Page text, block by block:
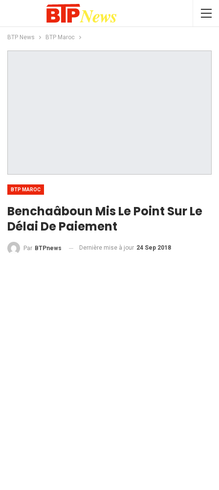
BTP News BTP Maroc
BTP MAROC
Benchaâboun Mis Le Point Sur Le
Délai De Paiement
Par BTPnews Dernière mise à jour 24 Sep 2018